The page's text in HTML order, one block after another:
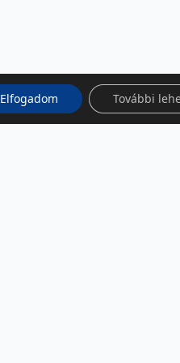
Elfogadom További